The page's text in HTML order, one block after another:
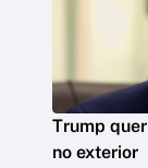
Trump
no exterior